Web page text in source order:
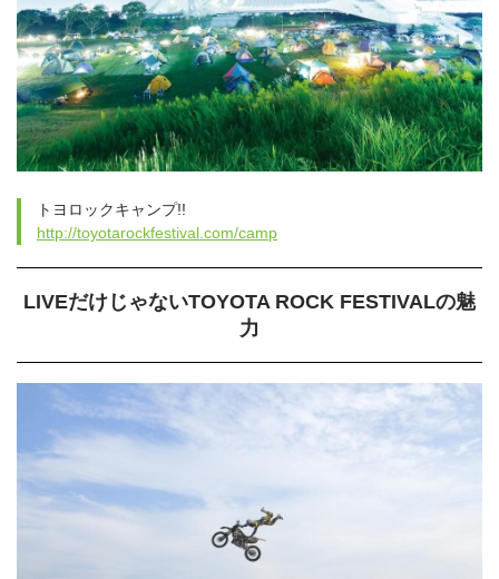
トヨロックキャンプ!!
http://toyotarockfestival.com/camp
LIVEだけじゃないTOYOTA ROCK FESTIVALの魅
力